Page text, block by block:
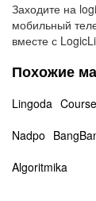
Заходите на
мобильный
вместе с
Похожие
Lingoda
Nadpo
Algoritmika